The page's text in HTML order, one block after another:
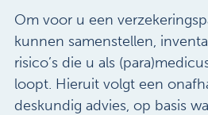
Om voor u een
kunnen samenstellen,
risico’s die u als
loopt. Hieruit volgt een
deskundig advies, op basis